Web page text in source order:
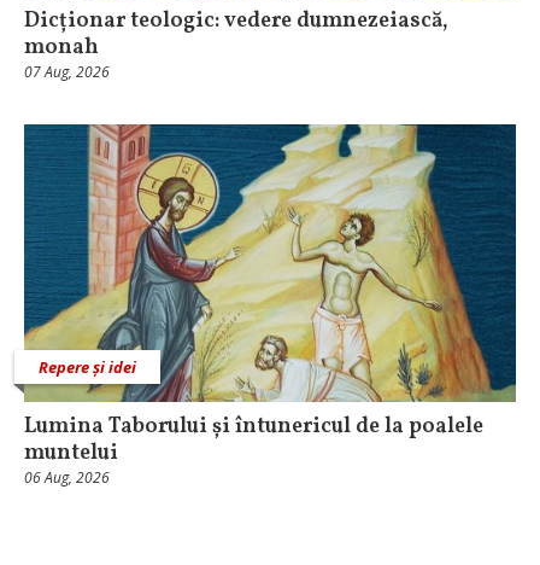
Dicționar teologic: vedere dumnezeiască,
monah
07 Aug, 2026
Repere și idei
Lumina Taborului și întunericul de la poalele
muntelui
06 Aug, 2026